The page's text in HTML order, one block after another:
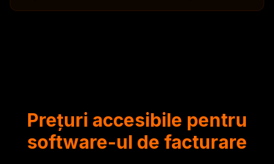
Prețuri accesibile pentru
software-ul de facturare